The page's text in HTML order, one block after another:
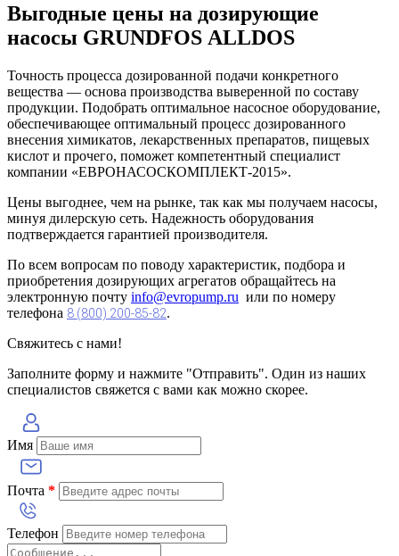
Выгодные цены на дозирующие
насосы GRUNDFOS ALLDOS
Точность процесса дозированной подачи конкретного
вещества — основа производства выверенной по составу
продукции. Подобрать оптимальное насосное оборудование,
обеспечивающее оптимальный процесс дозированного
внесения химикатов, лекарственных препаратов, пищевых
кислот и прочего, поможет компетентный специалист
компании «ЕВРОНАСОСКОМПЛЕКТ-2015».
Цены выгоднее, чем на рынке, так как мы получаем насосы,
минуя дилерскую сеть. Надежность оборудования
подтверждается гарантией производителя.
По всем вопросам по поводу характеристик, подбора и
приобретения дозирующих агрегатов обращайтесь на
электронную почту info@evropump.ru или по номеру
телефона 8 (800) 200-85-82.
Свяжитесь с нами!
Заполните форму и нажмите "Отправить". Один из наших
специалистов свяжется с вами как можно скорее.
Имя
Почта *
Телефон